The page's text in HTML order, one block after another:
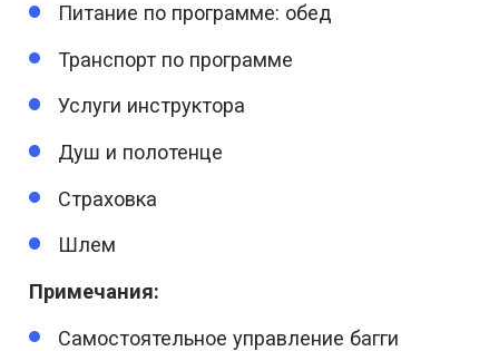
Питание по программе: обед
Транспорт по программе
Услуги инструктора
Душ и полотенце
Страховка
Шлем
Примечания:
Самостоятельное управление багги